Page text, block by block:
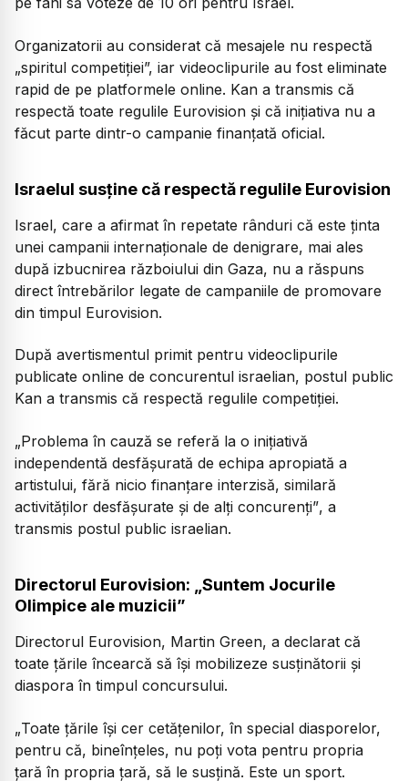
Organizatorii au considerat că mesajele nu respectă
„spiritul competiției”, iar videoclipurile au fost eliminate
rapid de pe platformele online. Kan a transmis că
respectă toate regulile Eurovision și că inițiativa nu a
făcut parte dintr-o campanie finanțată oficial.
Israelul susține că respectă regulile Eurovision
Israel, care a afirmat în repetate rânduri că este ținta
unei campanii internaționale de denigrare, mai ales
după izbucnirea războiului din Gaza, nu a răspuns
direct întrebărilor legate de campaniile de promovare
din timpul Eurovision.
După avertismentul primit pentru videoclipurile
publicate online de concurentul israelian, postul public
Kan a transmis că respectă regulile competiției.
„Problema în cauză se referă la o inițiativă
independentă desfășurată de echipa apropiată a
artistului, fără nicio finanțare interzisă, similară
activităților desfășurate și de alți concurenți”, a
transmis postul public israelian.
Directorul Eurovision: „Suntem Jocurile
Olimpice ale muzicii”
Directorul Eurovision, Martin Green, a declarat că
toate țările încearcă să își mobilizeze susținătorii și
diaspora în timpul concursului.
„Toate țările își cer cetățenilor, în special diasporelor,
pentru că, bineînțeles, nu poți vota pentru propria
țară în propria țară, să le susțină. Este un sport.